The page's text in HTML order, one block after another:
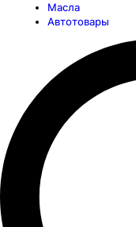
Масла
Автотовары